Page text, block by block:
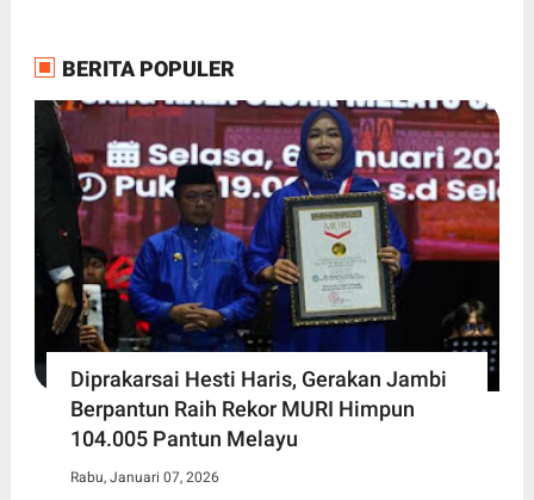
BERITA POPULER
Diprakarsai Hesti Haris, Gerakan Jambi
Berpantun Raih Rekor MURI Himpun
104.005 Pantun Melayu
Rabu, Januari 07, 2026